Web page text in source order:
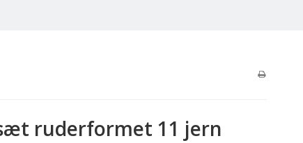
ruderformet 11 jern